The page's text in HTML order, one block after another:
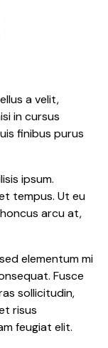
a velit,
in cursus
finibus purus
ipsum.
tempus. Ut eu
arcu at,
elementum mi
Fusce
sollicitudin,
risus
feugiat elit.